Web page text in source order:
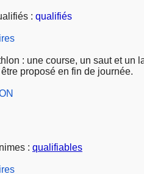
: qualifiés
: une course, un saut et un
proposé en fin de journée.
: qualifiables